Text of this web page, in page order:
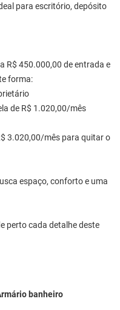
para escritório, depósito
R$ 450.000,00 de entrada e
forma:
de R$ 1.020,00/mês
3.020,00/mês para quitar o
espaço, conforto e uma
perto cada detalhe deste
banheiro